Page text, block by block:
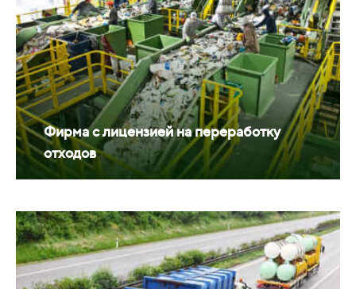
Фирма с лицензией на переработку
отходов